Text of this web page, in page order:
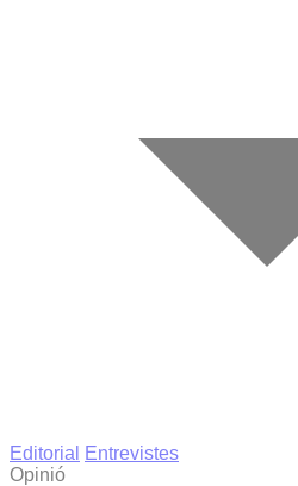
Editorial
Entrevistes
Opinió